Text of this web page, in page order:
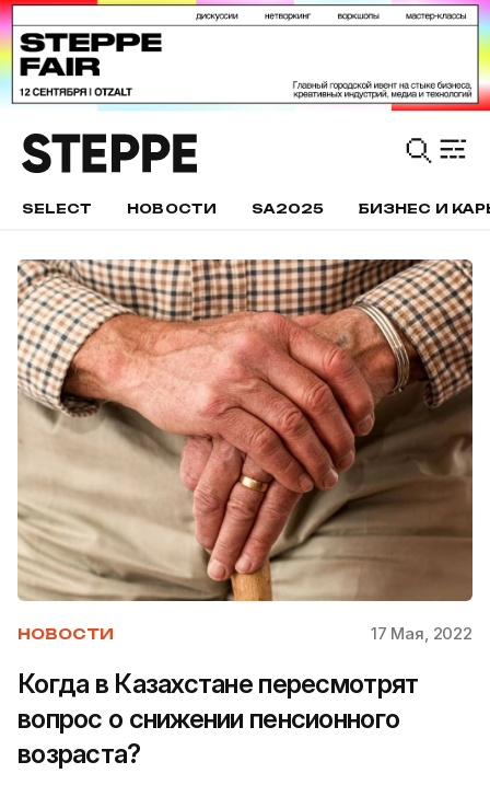
SELECT НОВОСТИ SA2025 БИЗНЕС И
НОВОСТИ 17 Мая, 2022
Когда в Казахстане пересмотрят
вопрос о снижении пенсионного
возраста?